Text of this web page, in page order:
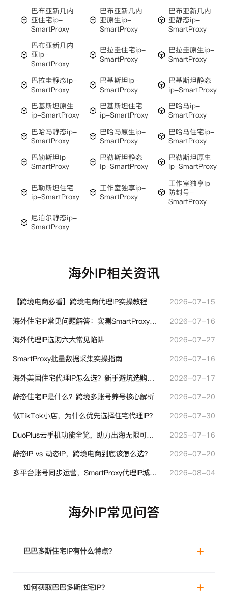
巴布亚新几内
亚住宅ip-
SmartProxy
巴布亚新几内
亚原生ip-
SmartProxy
巴布亚新几内
亚静态ip-
SmartProxy
巴布亚新几内
亚ip-
SmartProxy
巴拉圭住宅ip-
SmartProxy
巴拉圭原生ip-
SmartProxy
巴拉圭静态ip-
SmartProxy
巴基斯坦ip-
SmartProxy
巴基斯坦静态
ip-SmartProxy
巴基斯坦原生
ip-SmartProxy
巴基斯坦住宅
ip-SmartProxy
巴哈马ip-
SmartProxy
巴哈马静态ip-
SmartProxy
巴哈马原生ip-
SmartProxy
巴哈马住宅ip-
SmartProxy
巴勒斯坦ip-
SmartProxy
巴勒斯坦静态
ip-SmartProxy
巴勒斯坦原生
ip-SmartProxy
巴勒斯坦住宅
ip-SmartProxy
工作室独享ip-
SmartProxy
工作室独享ip
防封号-
SmartProxy
尼泊尔静态ip-
SmartProxy
海外IP相关资讯
【跨境电商必看】跨境电商代理IP实操教程
2026-07-15
海外住宅IP常见问题解答：实测SmartProxy使用经验分享
2026-07-16
海外代理IP选购六大常见陷阱
2026-07-27
SmartProxy批量数据采集实操指南
2026-07-16
海外美国住宅代理IP怎么选？新手避坑选购指南
2026-07-17
静态住宅IP是什么？跨境多账号养号核心解析
2026-07-20
做TikTok小店，为什么优先选择住宅代理IP？
2026-07-30
DuoPlus云手机功能全览，助力出海无限可能！
2025-07-16
静态IP vs 动态IP，跨境电商到底该怎么选？
2026-07-20
多平台账号同步运营，SmartProxy代理IP城市定位功能有哪些实用价值
2026-08-04
海外IP常见问答
巴巴多斯住宅IP有什么特点？
如何获取巴巴多斯住宅IP？